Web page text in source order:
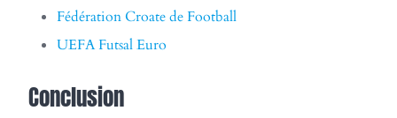
Fédération Croate de Football
UEFA Futsal Euro
Conclusion